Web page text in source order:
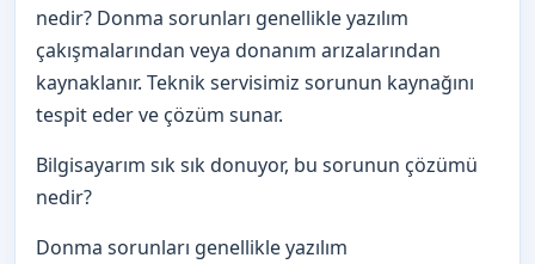
nedir? Donma sorunları genellikle yazılım
çakışmalarından veya donanım arızalarından
kaynaklanır. Teknik servisimiz sorunun kaynağını
tespit eder ve çözüm sunar.
Bilgisayarım sık sık donuyor, bu sorunun çözümü
nedir?
Donma sorunları genellikle yazılım